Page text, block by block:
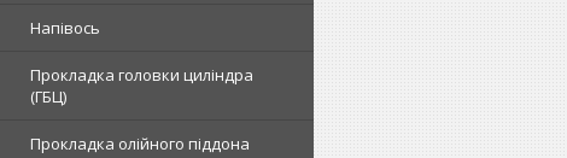
Напівось
Прокладка головки циліндра
(ГБЦ)
Прокладка олійного піддона